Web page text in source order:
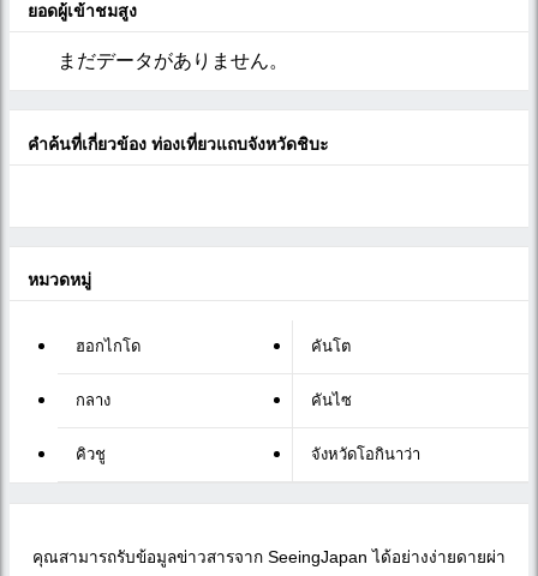
ยอดผู้เข้าชมสูง
まだデータがありません。
คำค้นที่เกี่ยวข้อง ท่องเที่ยวแถบจังหวัดชิบะ
หมวดหมู่
ฮอกไกโด คันโต
กลาง คันไซ
คิวชู จังหวัดโอกินาว่า
คุณสามารถรับข้อมูลข่าวสารจาก SeeingJapan ได้อย่างง่ายดายผ่า